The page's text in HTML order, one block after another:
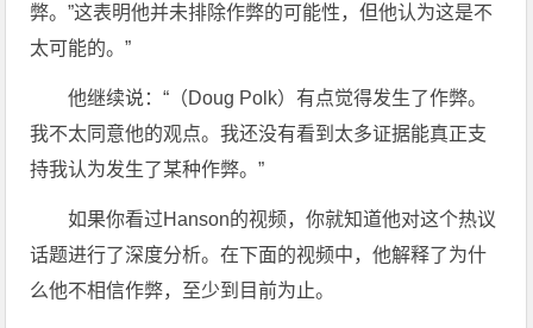
弊。”这表明他并未排除作弊的可能性，但他认为这是不
太可能的。”
他继续说：“（Doug Polk）有点觉得发生了作弊。
我不太同意他的观点。我还没有看到太多证据能真正支
持我认为发生了某种作弊。”
如果你看过Hanson的视频，你就知道他对这个热议
话题进行了深度分析。在下面的视频中，他解释了为什
么他不相信作弊，至少到目前为止。